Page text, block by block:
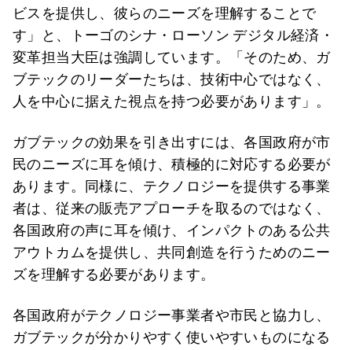
ビスを提供し、彼らのニーズを理解することで
す」と、トーゴのシナ・ローソン デジタル経済・
変革担当大臣は強調しています。「そのため、ガ
ブテックのリーダーたちは、技術中心ではなく、
人を中心に据えた視点を持つ必要があります」。
ガブテックの効果を引き出すには、各国政府が市
民のニーズに耳を傾け、積極的に対応する必要が
あります。同様に、テクノロジーを提供する事業
者は、従来の販売アプローチを取るのではなく、
各国政府の声に耳を傾け、インパクトのある公共
アウトカムを提供し、共同創造を行うためのニー
ズを理解する必要があります。
各国政府がテクノロジー事業者や市民と協力し、
ガブテックが分かりやすく使いやすいものになる